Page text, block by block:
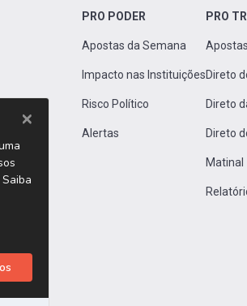
PRO PODER
Apostas da Semana
Impacto nas Instituições
Risco Político
Alertas
PRO
Direto
Direto
Direto
Matinal